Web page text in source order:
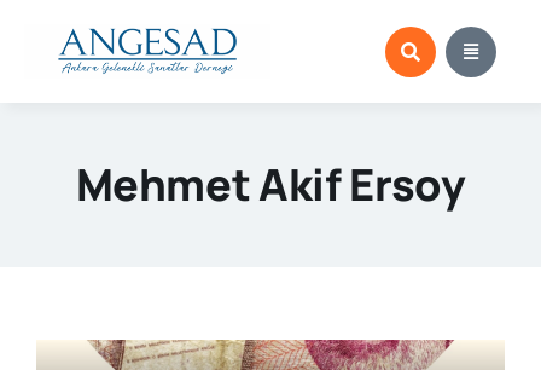
Mehmet Akif Ersoy